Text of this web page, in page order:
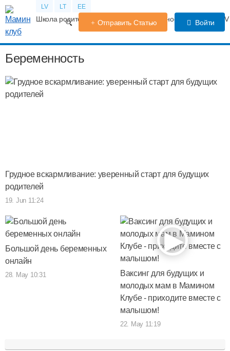
LV LT EE
Школа родителей Календарь беременности Форум
Отправить Статью Войти
Беременность
Грудное вскармливание: уверенный старт для будущих
родителей
19. Jun 11:24
Большой день беременных
онлайн
28. May 10:31
Ваксинг для будущих и
молодых мам в Мамином
Клубе - приходите вместе с
малышом!
22. May 11:19